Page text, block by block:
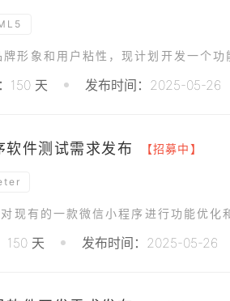
150 天 发布时间：2025-05-26
件测试需求发布 【招募中】
150 天 发布时间：2025-05-26